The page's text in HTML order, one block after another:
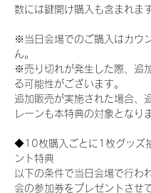
数には鍵開け購入も含まれます
※当日会場でのご購入はカウ
ん。
※売り切れが発生した際、追
る可能性がございます。
追加販売が実施された場合、
レーンも本特典の対象となり
◆10枚購入ごとに1枚グッズ
ント特典
以下の条件で当日会場で行わ
会の参加券をプレゼントさせ